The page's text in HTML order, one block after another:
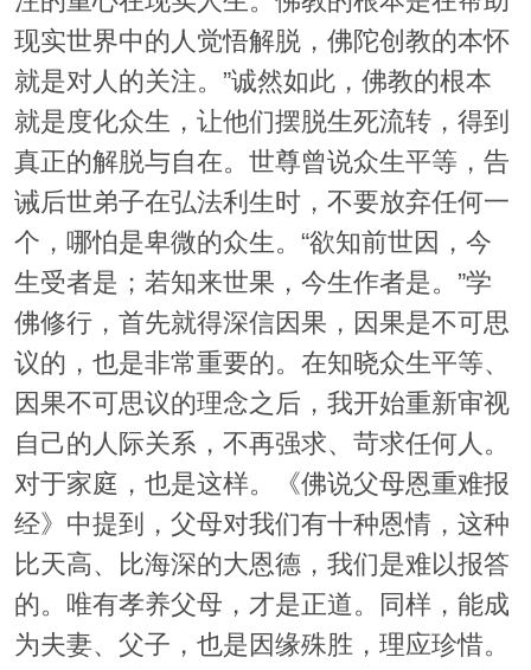
现实世界中的人觉悟解脱，佛陀创教的本怀
就是对人的关注。”诚然如此，佛教的根本
就是度化众生，让他们摆脱生死流转，得到
真正的解脱与自在。世尊曾说众生平等，告
诫后世弟子在弘法利生时，不要放弃任何一
个，哪怕是卑微的众生。“欲知前世因，今
生受者是；若知来世果，今生作者是。”学
佛修行，首先就得深信因果，因果是不可思
议的，也是非常重要的。在知晓众生平等、
因果不可思议的理念之后，我开始重新审视
自己的人际关系，不再强求、苛求任何人。
对于家庭，也是这样。《佛说父母恩重难报
经》中提到，父母对我们有十种恩情，这种
比天高、比海深的大恩德，我们是难以报答
的。唯有孝养父母，才是正道。同样，能成
为夫妻、父子，也是因缘殊胜，理应珍惜。